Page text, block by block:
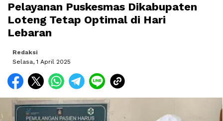
Pelayanan Puskesmas Dikabupaten
Loteng Tetap Optimal di Hari
Lebaran
Redaksi
Selasa, 1 April 2025